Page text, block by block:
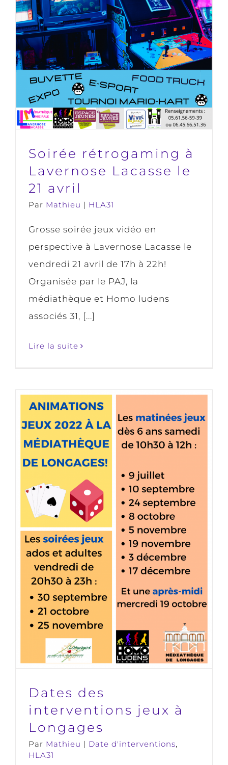
Lacasse le 21 avril
HLA31
Soirée rétrogaming à
Lavernose Lacasse le
21 avril
Par Mathieu | HLA31
Grosse soirée jeux vidéo en
perspective à Lavernose Lacasse le
vendredi 21 avril de 17h à 22h!
Organisée par le PAJ, la
médiathèque et Homo ludens
associés 31, [...]
Lire la suite
Dates des interventions jeux à
Longages
Date d'interventions HLA31
Dates des
interventions jeux à
Longages
Par Mathieu | Date d'interventions,
HLA31